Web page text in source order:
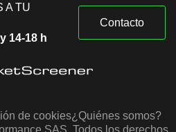
A TU
14-18 h
Contacto
de cookies¿Quiénes somos?
SAS. Todos los derechos